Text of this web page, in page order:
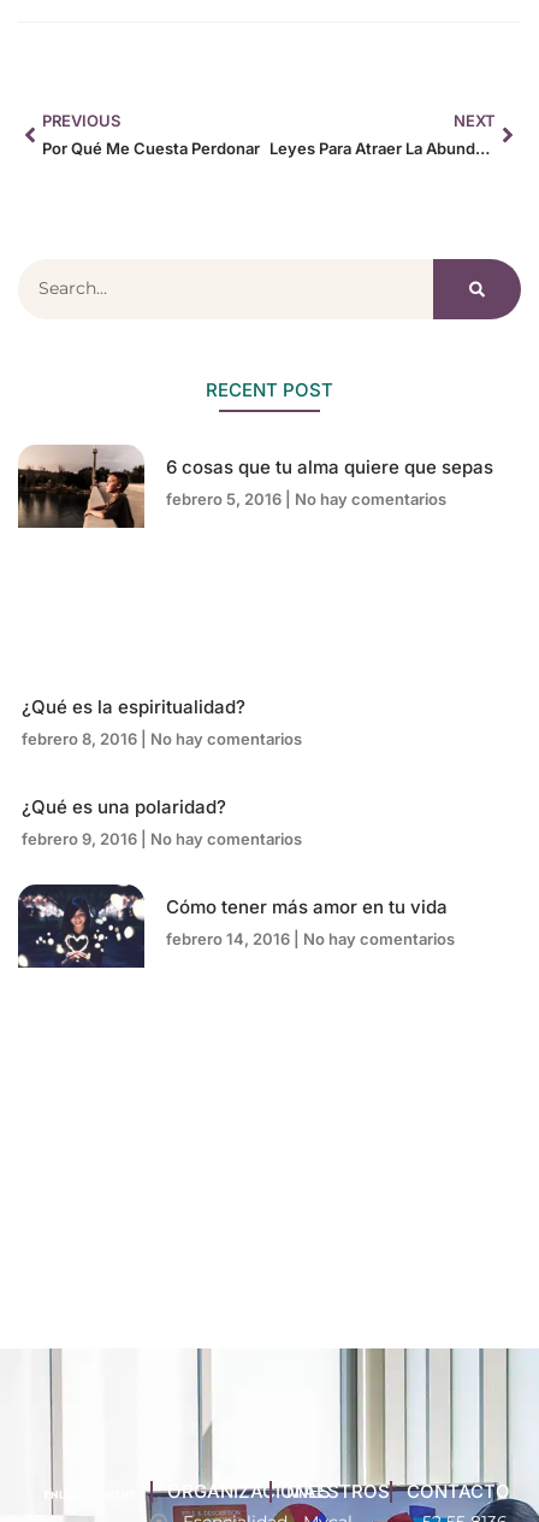
PREVIOUS
Por Qué Me Cuesta Perdonar
NEXT
Leyes Para Atraer La Abundancia
RECENT POST
6 cosas que tu alma quiere que sepas
febrero 5, 2016 No hay comentarios
¿Qué es la espiritualidad?
febrero 8, 2016 No hay comentarios
¿Qué es una polaridad?
febrero 9, 2016 No hay comentarios
Cómo tener más amor en tu vida
febrero 14, 2016 No hay comentarios
ORGANIZACIONESMAESTROS CONTACTO